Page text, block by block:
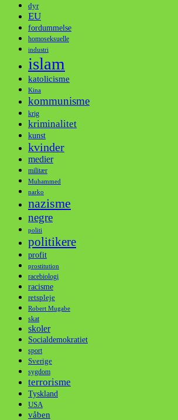
dyr
EU
fordummelse
homoseksuelle
industri
islam
katolicisme
Kina
kommunisme
krig
kriminalitet
kunst
kvinder
medier
militær
Muhammed
narko
nazisme
negre
politi
politikere
profit
prostitution
racebiologi
racisme
retspleje
Robert Mugabe
skat
skoler
Socialdemokratiet
sport
Sverige
sygdom
terrorisme
Tyskland
USA
våben